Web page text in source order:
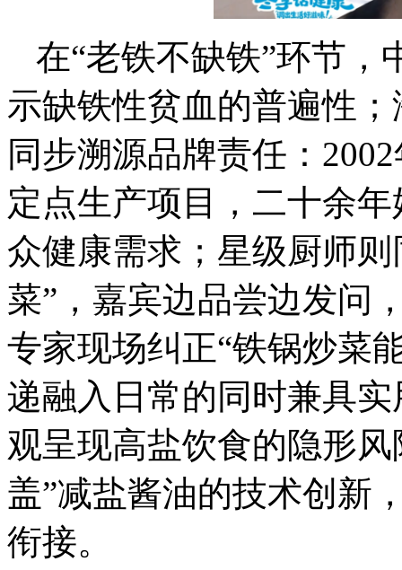
在“老铁不缺铁”环节，
示缺铁性贫血的普遍性
同步溯源品牌责任：
定点生产项目，二十余
众健康需求；星级厨师
菜”，嘉宾边品尝边发问
专家现场纠正“铁锅炒菜
递融入日常的同时兼具
观呈现高盐饮食的隐形
盖”减盐酱油的技术创新
衔接。